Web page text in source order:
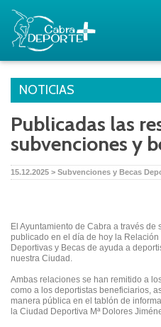
NOTICIAS
Publicadas las
subvenciones y
15.12.2025 > Subvenciones y Becas
El Ayuntamiento de Cabra a través
publicado en el día de hoy la
Deportivas y Becas de ayuda a
nuestra Ciudad.
Ambas relaciones se han remitido a
como a los deportistas beneficiarios,
manera pública en el tablón de
la Ciudad Deportiva Mª Dolores